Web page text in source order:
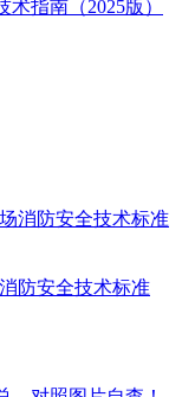
指南（2025版）
防安全技术标准